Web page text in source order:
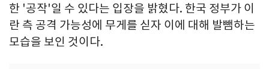
한 '공작'일 수 있다는 입장을 밝혔다. 한국 정부가 이
란 측 공격 가능성에 무게를 싣자 이에 대해 발뺌하는
모습을 보인 것이다.